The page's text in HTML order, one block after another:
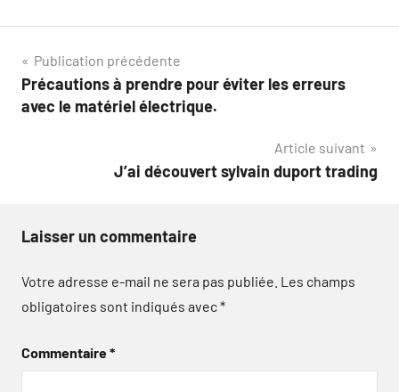
Navigation
de
Publication précédente
Précautions à prendre pour éviter les erreurs
avec le matériel électrique.
Article suivant
J’ai découvert sylvain duport trading
Laisser un commentaire
Votre adresse e-mail ne sera pas publiée. Les champs
obligatoires sont indiqués avec*
Commentaire*